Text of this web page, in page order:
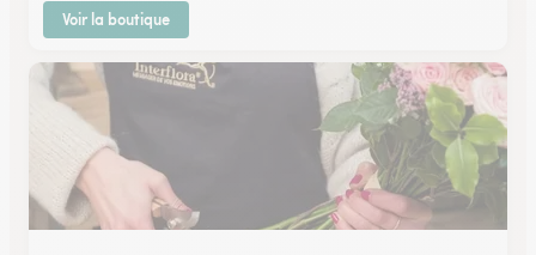
Voir la boutique